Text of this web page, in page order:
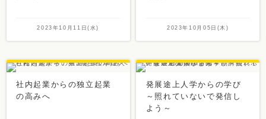
2023年10月11日(水) 2023年10月05日(木)
社内起業からの独立起業
の高みへ
発展途上人学からの学び
～照れていないで発信し
よう～